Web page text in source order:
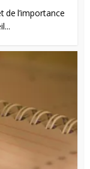
de l’importance